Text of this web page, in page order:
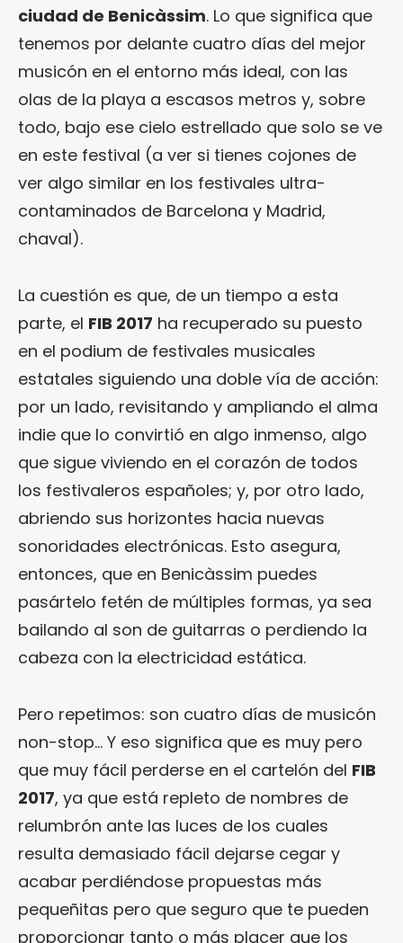
ciudad de Benicàssim. Lo que significa que
tenemos por delante cuatro días del mejor
musicón en el entorno más ideal, con las
olas de la playa a escasos metros y, sobre
todo, bajo ese cielo estrellado que solo se ve
en este festival (a ver si tienes cojones de
ver algo similar en los festivales ultra-
contaminados de Barcelona y Madrid,
chaval).
La cuestión es que, de un tiempo a esta
parte, el FIB 2017 ha recuperado su puesto
en el podium de festivales musicales
estatales siguiendo una doble vía de acción:
por un lado, revisitando y ampliando el alma
indie que lo convirtió en algo inmenso, algo
que sigue viviendo en el corazón de todos
los festivaleros españoles; y, por otro lado,
abriendo sus horizontes hacia nuevas
sonoridades electrónicas. Esto asegura,
entonces, que en Benicàssim puedes
pasártelo fetén de múltiples formas, ya sea
bailando al son de guitarras o perdiendo la
cabeza con la electricidad estática.
Pero repetimos: son cuatro días de musicón
non-stop… Y eso significa que es muy pero
que muy fácil perderse en el cartelón del FIB
2017, ya que está repleto de nombres de
relumbrón ante las luces de los cuales
resulta demasiado fácil dejarse cegar y
acabar perdiéndose propuestas más
pequeñitas pero que seguro que te pueden
proporcionar tanto o más placer que los